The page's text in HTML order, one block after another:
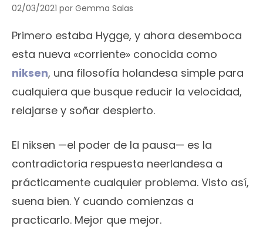
02/03/2021 por Gemma Salas
Primero estaba Hygge, y ahora desemboca
esta nueva «corriente» conocida como
niksen, una filosofía holandesa simple para
cualquiera que busque reducir la velocidad,
relajarse y soñar despierto.
El niksen —el poder de la pausa— es la
contradictoria respuesta neerlandesa a
prácticamente cualquier problema. Visto así,
suena bien. Y cuando comienzas a
practicarlo. Mejor que mejor.